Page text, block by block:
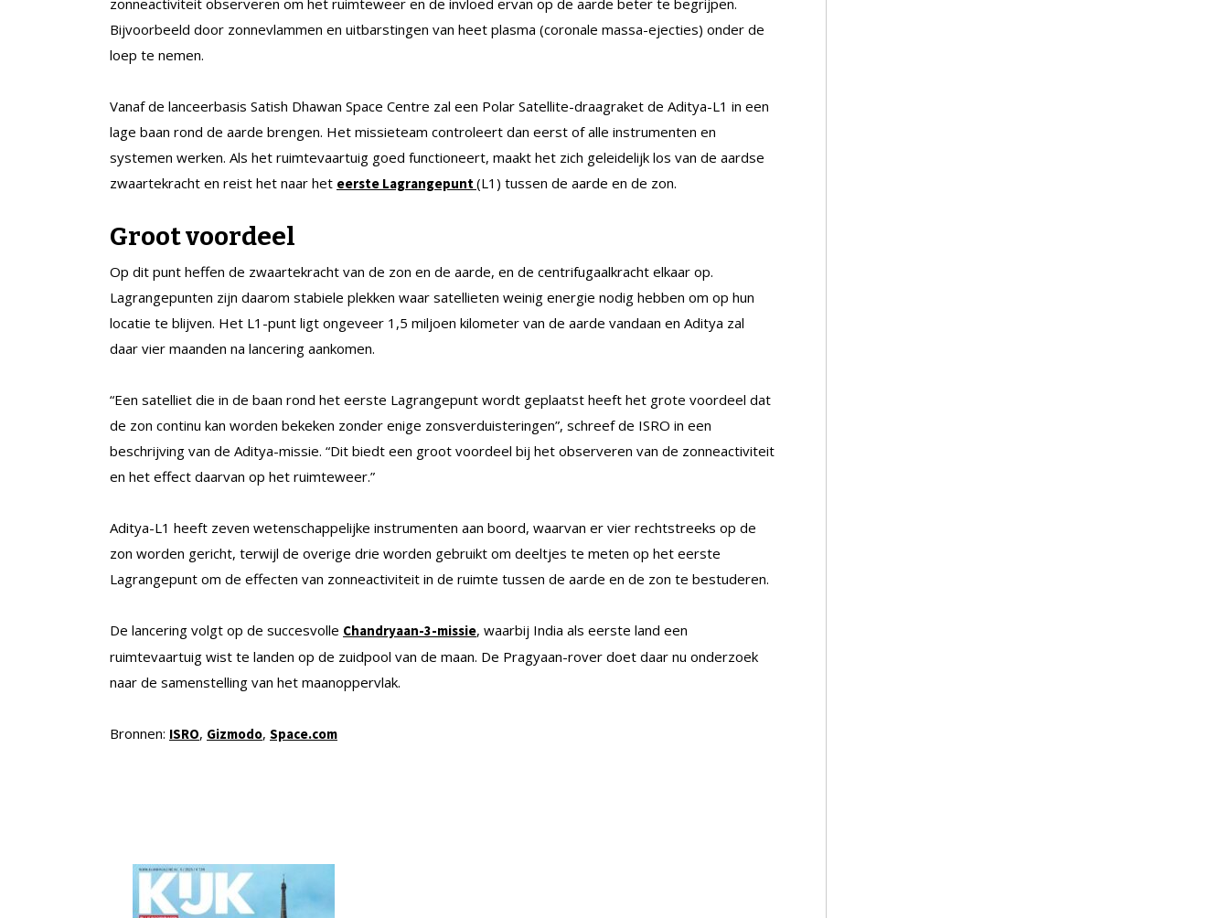
Bijvoorbeeld door zonnevlammen en uitbarstingen van heet plasma (coronale massa-ejecties) onder de
loep te nemen.
Vanaf de lanceerbasis Satish Dhawan Space Centre zal een Polar Satellite-draagraket de Aditya-L1 in een
lage baan rond de aarde brengen. Het missieteam controleert dan eerst of alle instrumenten en
systemen werken. Als het ruimtevaartuig goed functioneert, maakt het zich geleidelijk los van de aardse
zwaartekracht en reist het naar het eerste Lagrangepunt (L1) tussen de aarde en de zon.
Groot voordeel
Op dit punt heffen de zwaartekracht van de zon en de aarde, en de centrifugaalkracht elkaar op.
Lagrangepunten zijn daarom stabiele plekken waar satellieten weinig energie nodig hebben om op hun
locatie te blijven. Het L1-punt ligt ongeveer 1,5 miljoen kilometer van de aarde vandaan en Aditya zal
daar vier maanden na lancering aankomen.
“Een satelliet die in de baan rond het eerste Lagrangepunt wordt geplaatst heeft het grote voordeel dat
de zon continu kan worden bekeken zonder enige zonsverduisteringen”, schreef de ISRO in een
beschrijving van de Aditya-missie. “Dit biedt een groot voordeel bij het observeren van de zonneactiviteit
en het effect daarvan op het ruimteweer.”
Aditya-L1 heeft zeven wetenschappelijke instrumenten aan boord, waarvan er vier rechtstreeks op de
zon worden gericht, terwijl de overige drie worden gebruikt om deeltjes te meten op het eerste
Lagrangepunt om de effecten van zonneactiviteit in de ruimte tussen de aarde en de zon te bestuderen.
De lancering volgt op de succesvolle Chandryaan-3-missie, waarbij India als eerste land een
ruimtevaartuig wist te landen op de zuidpool van de maan. De Pragyaan-rover doet daar nu onderzoek
naar de samenstelling van het maanoppervlak.
Bronnen: ISRO, Gizmodo, Space.com